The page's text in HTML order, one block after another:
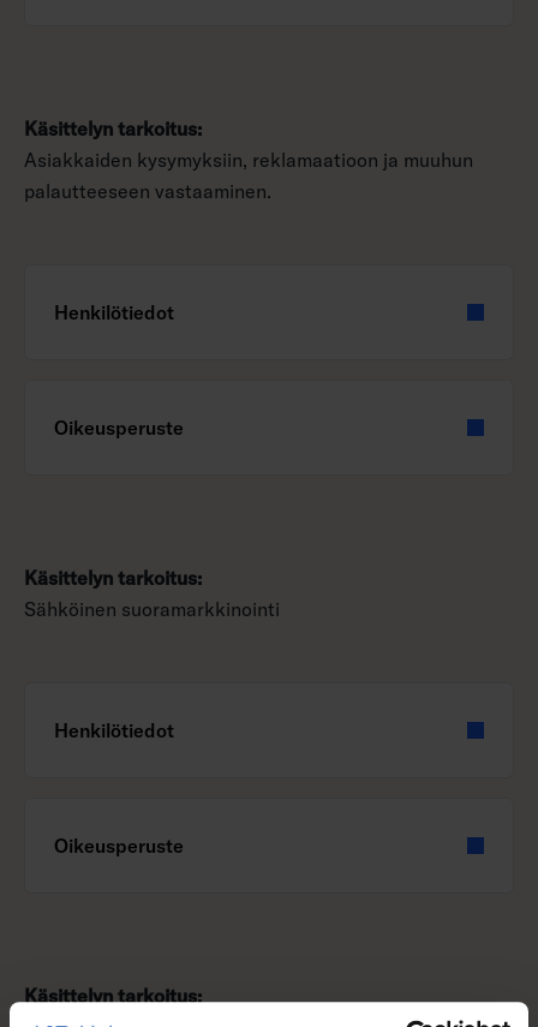
Käsittelyn tarkoitus:
Asiakkaiden kysymyksiin, reklamaatioon ja muuhun
palautteeseen vastaaminen.
Henkilötiedot
Oikeusperuste
Käsittelyn tarkoitus:
Sähköinen suoramarkkinointi
Henkilötiedot
Oikeusperuste
Käsittelyn tarkoitus: